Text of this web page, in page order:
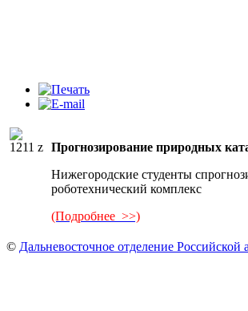
Прогнозирование природных
Нижегородские студенты
роботехнический комплекс
(Подробнее >>)
© Дальневосточное отделение Российской